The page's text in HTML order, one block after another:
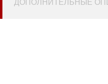
ДОПОЛНИТЕЛЬНЫЕ